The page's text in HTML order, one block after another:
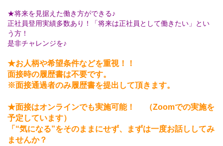
★将来を見据えた働き方ができる♪
正社員登用実績多数あり！「将来は正社員として働きたい」とい
う方！
是非チャレンジを♪
★お人柄や希望条件などを重視！！
面接時の履歴書は不要です。
※面接通過者のみ履歴書を提出して頂きます。
★面接はオンラインでも実施可能！ （Zoomでの実施を
予定しています）
「“気になる”をそのままにせず、まずは一度お話ししてみ
ませんか？